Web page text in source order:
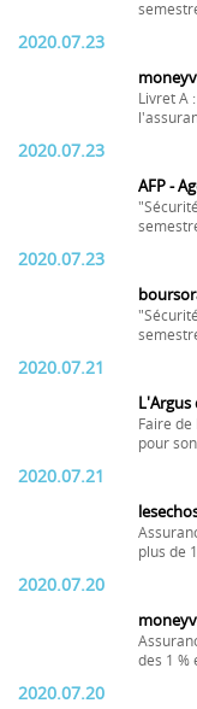
2020.07.23
Livret A
2020.07.23
AFP -
2020.07.23
2020.07.21
L'Argus
Faire
pour
2020.07.21
plus de
2020.07.20
des 1 %
2020.07.20